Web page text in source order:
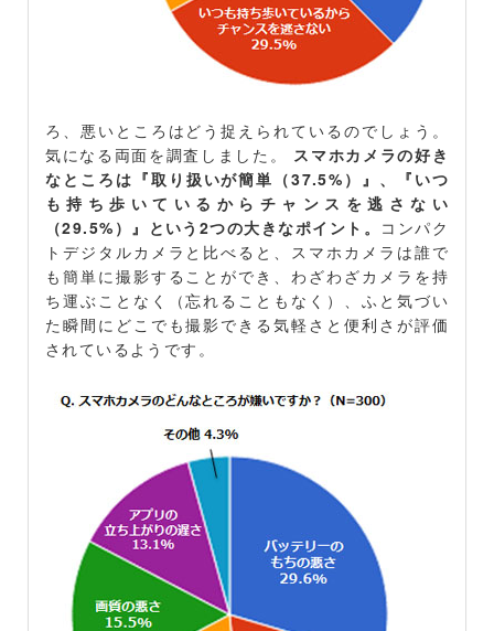
ろ、悪いところはどう捉えられているのでしょう。
気になる両面を調査しました。 スマホカメラの好き
なところは『取り扱いが簡単（37.5%）』、『いつ
も持ち歩いているからチャンスを逃さない
（29.5%）』という2つの大きなポイント。 コンパク
トデジタルカメラと比べると、スマホカメラは誰で
も簡単に撮影することができ、わざわざカメラを持
ち運ぶことなく（忘れることもなく）、ふと気づい
た瞬間にどこでも撮影できる気軽さと便利さが評価
されているようです。